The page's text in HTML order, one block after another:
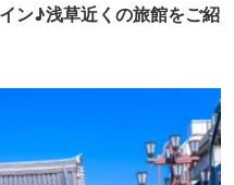
ン♪浅草近くの旅館をご紹